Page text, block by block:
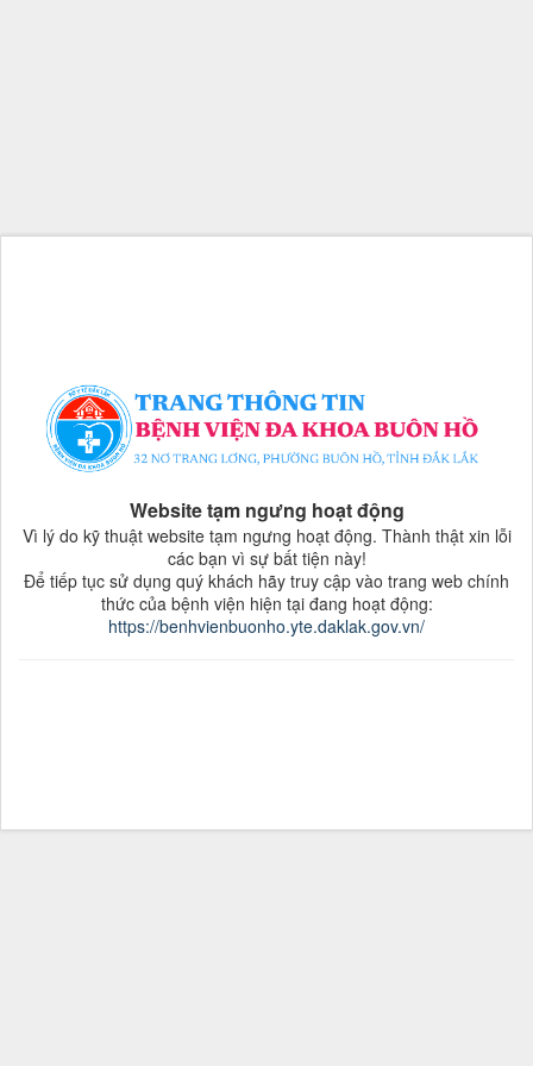
Website tạm ngưng hoạt động
Vì lý do kỹ thuật website tạm ngưng hoạt động. Thành thật xin lỗi
các bạn vì sự bất tiện này!
Để tiếp tục sử dụng quý khách hãy truy cập vào trang web chính
thức của bệnh viện hiện tại đang hoạt động:
https://benhvienbuonho.yte.daklak.gov.vn/